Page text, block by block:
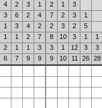
4 2 3 1 2 1
3
3 6 2 4 7 2 3
1
1 3 4 2 2 3 2 5
1 1 2 7 8 10 3 1 1
2 1 1 3 3 1 12 3 3
6 7 9 9 9 10 11 26 28